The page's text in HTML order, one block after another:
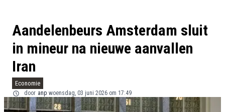
Aandelenbeurs Amsterdam sluit
in mineur na nieuwe aanvallen
Iran
Economie
door anp woensdag, 03 juni 2026 om 17:49